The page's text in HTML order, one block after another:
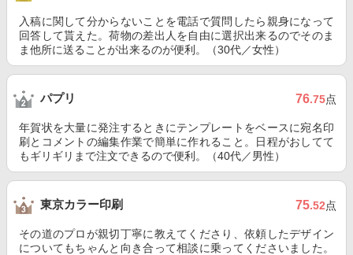
入稿に関して分からないことを電話で質問したら親身になって
回答して貰えた。荷物の差出人を自由に選択出来るのでそのま
ま他所に送ることが出来るのが便利。（30代／女性）
パプリ 76.75点
年賀状を大量に発注するときにテンプレートをベースに宛名印
刷とコメントの編集作業で簡単に作れること。日程がおしてて
もギリギリまで注文できるので便利。（40代／男性）
東京カラー印刷 75.52点
その道のプロが親切丁寧に教えてくださり、依頼したデザイン
についてもちゃんと向き合って相談に乗ってくださいました。